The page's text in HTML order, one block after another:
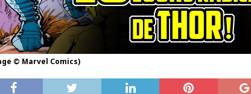
© Marvel Comics)